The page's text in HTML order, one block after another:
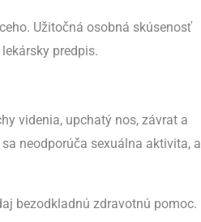
Užitočná osobná skúsenosť
predpis.
videnia, upchatý nos, závrat a
neodporúča sexuálna aktivita, a
bezodkladnú zdravotnú pomoc.